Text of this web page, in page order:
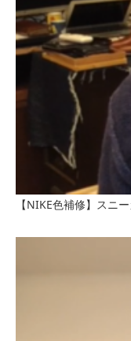
【NIKE色補修】スニ